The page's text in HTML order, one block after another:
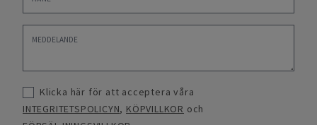
Klicka här för att acceptera våra
INTEGRITETSPOLICYN, KÖPVILLKOR och